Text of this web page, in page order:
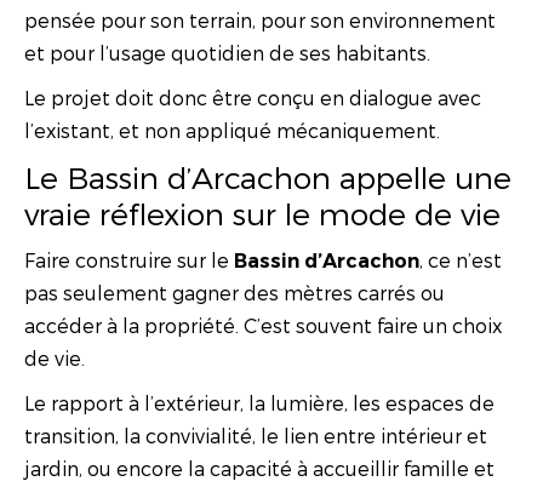
pensée pour son terrain, pour son environnement
et pour l’usage quotidien de ses habitants.
Le projet doit donc être conçu en dialogue avec
l’existant, et non appliqué mécaniquement.
Le Bassin d’Arcachon appelle une
vraie réflexion sur le mode de vie
Faire construire sur le Bassin d’Arcachon, ce n’est
pas seulement gagner des mètres carrés ou
accéder à la propriété. C’est souvent faire un choix
de vie.
Le rapport à l’extérieur, la lumière, les espaces de
transition, la convivialité, le lien entre intérieur et
jardin, ou encore la capacité à accueillir famille et